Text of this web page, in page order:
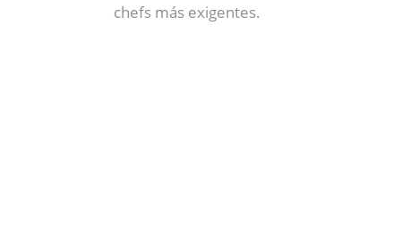
chefs más exigentes.